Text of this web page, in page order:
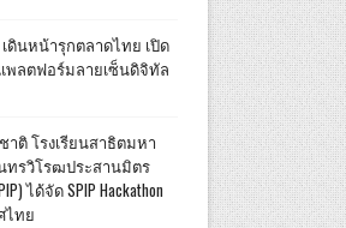
เดินหน้ารุกตลาดไทย เปิด
แพลตฟอร์มลายเซ็นดิจิทัล
ติ โรงเรียนสาธิตมหา
ทรวิโรฒประสานมิตร
ได้จัด SPIP Hackathon
ไทย